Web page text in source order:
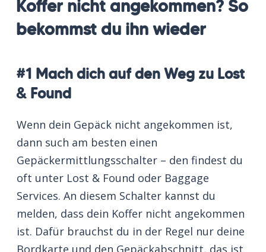
Koffer nicht angekommen? So
bekommst du ihn wieder
#1 Mach dich auf den Weg zu Lost
& Found
Wenn dein Gepäck nicht angekommen ist,
dann such am besten einen
Gepäckermittlungsschalter – den findest du
oft unter Lost & Found oder Baggage
Services. An diesem Schalter kannst du
melden, dass dein Koffer nicht angekommen
ist. Dafür brauchst du in der Regel nur deine
Bordkarte und den Gepäckabschnitt, das ist